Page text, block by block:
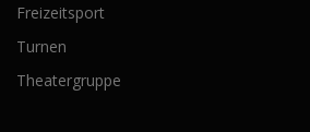
Freizeitsport
Turnen
Theatergruppe